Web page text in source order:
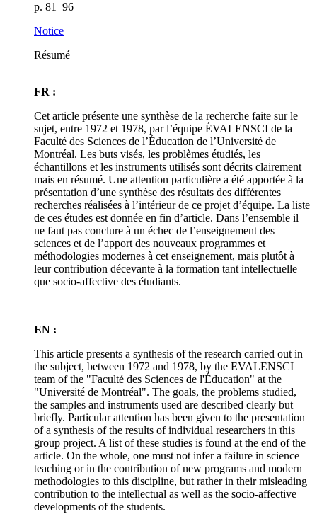
p. 81–96
Notice
Résumé
FR :
Cet article présente une synthèse de la recherche faite sur le
sujet, entre 1972 et 1978, par l’équipe ÉVALENSCI de la
Faculté des Sciences de l’Éducation de l’Université de
Montréal. Les buts visés, les problèmes étudiés, les
échantillons et les instruments utilisés sont décrits clairement
mais en résumé. Une attention particulière a été apportée à la
présentation d’une synthèse des résultats des différentes
recherches réalisées à l’intérieur de ce projet d’équipe. La liste
de ces études est donnée en fin d’article. Dans l’ensemble il
ne faut pas conclure à un échec de l’enseignement des
sciences et de l’apport des nouveaux programmes et
méthodologies modernes à cet enseignement, mais plutôt à
leur contribution décevante à la formation tant intellectuelle
que socio-affective des étudiants.
EN :
This article presents a synthesis of the research carried out in
the subject, between 1972 and 1978, by the EVALENSCI
team of the "Faculté des Sciences de l'Éducation" at the
"Université de Montréal". The goals, the problems studied,
the samples and instruments used are described clearly but
briefly. Particular attention has been given to the presentation
of a synthesis of the results of individual researchers in this
group project. A list of these studies is found at the end of the
article. On the whole, one must not infer a failure in science
teaching or in the contribution of new programs and modern
methodologies to this discipline, but rather in their misleading
contribution to the intellectual as well as the socio-affective
developments of the students.